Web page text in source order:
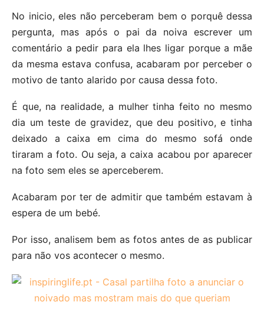
No inicio, eles não perceberam bem o porquê dessa
pergunta, mas após o pai da noiva escrever um
comentário a pedir para ela lhes ligar porque a mãe
da mesma estava confusa, acabaram por perceber o
motivo de tanto alarido por causa dessa foto.
É que, na realidade, a mulher tinha feito no mesmo
dia um teste de gravidez, que deu positivo, e tinha
deixado a caixa em cima do mesmo sofá onde
tiraram a foto. Ou seja, a caixa acabou por aparecer
na foto sem eles se aperceberem.
Acabaram por ter de admitir que também estavam à
espera de um bebé.
Por isso, analisem bem as fotos antes de as publicar
para não vos acontecer o mesmo.